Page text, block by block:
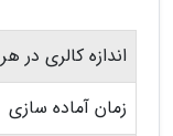
اندازه کالری در هر 100 گرم
زمان آماده سازی